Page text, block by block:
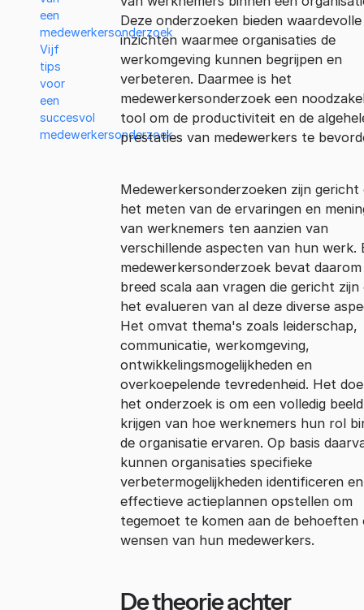
een
medewerkersonderzoek
Vijf
tips
voor
een
succesvol
medewerkersonderzoek
Deze onderzoeken bieden waardevolle
inzichten waarmee organisaties de
werkomgeving kunnen begrijpen en
verbeteren. Daarmee is het
medewerkersonderzoek een
tool om de productiviteit en de
prestaties van medewerkers te
Medewerkersonderzoeken zijn gericht
het meten van de ervaringen en
van werknemers ten aanzien van
verschillende aspecten van hun werk.
medewerkersonderzoek bevat daarom
breed scala aan vragen die gericht zijn
het evalueren van al deze diverse
Het omvat thema's zoals leiderschap,
communicatie, werkomgeving,
ontwikkelingsmogelijkheden en
overkoepelende tevredenheid. Het
het onderzoek is om een volledig
krijgen van hoe werknemers hun rol
de organisatie ervaren. Op basis
kunnen organisaties specifieke
verbetermogelijkheden identificeren en
effectieve actieplannen opstellen om
tegemoet te komen aan de behoeften
wensen van hun medewerkers.
De theorie achter